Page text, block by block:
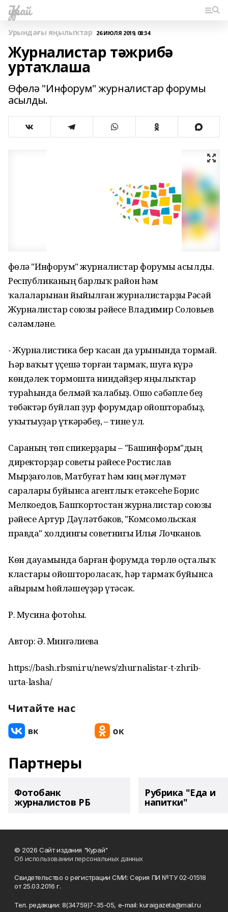
Ҡурай
Урындағы яңылыҡтар 26 ИЮЛЯ 2019, 08:34
Журналистар тәжрибә
уртаҡлаша
Өфөлә "Инфорум" журналистар форумы
асылды.
Өфөлә "Инфорум" журналистар форумы асылды.
Республиканың барлыҡ район һәм
ҡалаларынан йыйылған журналистарҙы Рәсәй
Журналистар союзы рәйесе Владимир Соловьев
сәләмләне.
- Журналистика бер ҡасан да урынында тормай.
Һәр ваҡыт үҫешә торған тармаҡ, шуға күрә
көндәлек тормошта ниндәйҙер яңылыҡтар
тураһында белмәй ҡалабыҙ. Ошо сәбәпле беҙ
төбәктәр буйлап ҙур форумдар ойошторабыҙ,
уҡытыуҙар үткәрәбеҙ, – тине ул.
Сараның төп спикерҙары – "Башинформ"дың
директорҙар советы рәйесе Ростислав
Мырҙағолов, Матбуғат һәм киң мәғлүмәт
саралары буйынса агентлыҡ етәксеһе Борис
Мелкоедов, Башҡортостан журналистар союзы
рәйесе Артур Дәүләтбәков, "Комсомольская
правда" холдингы советнигы Илья Лочканов.
Көн дауамында барған форумда төрлө оҫталыҡ
кластары ойоштороласаҡ, һәр тармаҡ буйынса
айырым һөйләшеүҙәр үтәсәк.
Р. Мусина фотоһы.
Автор: Ә. Минғәлиева
https://bash.rbsmi.ru/news/zhurnalistar-t-zhrib-
urta-lasha/
Читайте нас
Партнеры
Фотобанк
журналистов РБ
Рубрика "Еда и
напитки"
© 2026 Сайт издания "Курай"
Об использовании персональных данных
Свидетельство о регистрации СМИ: Серия ПИ №ТУ 02-01518
от 25.03.2016 г.
Тел. редакции: 8(34759)7-35-05, e-mail: kuraigazeta@mail.ru